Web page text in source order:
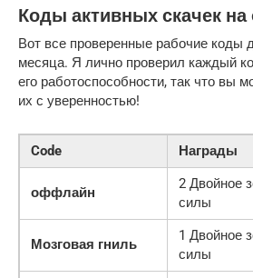
Коды активных скачек на
Вот все проверенные рабочие коды
месяца. Я лично проверил каждый
его работоспособности, так что вы
их с уверенностью!
Code Награды
оффлайн
2 Двойное
силы
Мозговая гниль
1 Двойное
силы